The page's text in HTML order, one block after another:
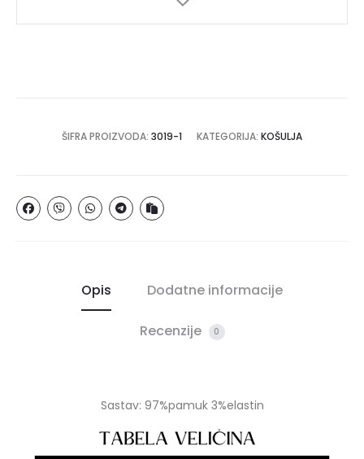
ŠIFRA PROIZVODA: 3019-1 KATEGORIJA: KOŠULJA
Opis Dodatne informacije
Recenzije 0
Sastav: 97%pamuk 3%elastin